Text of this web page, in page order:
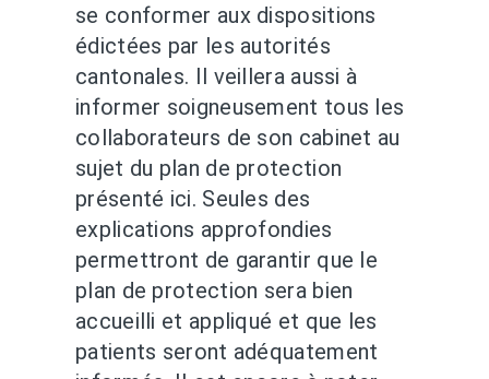
se conformer aux dispositions
édictées par les autorités
cantonales. Il veillera aussi à
informer soigneusement tous les
collaborateurs de son cabinet au
sujet du plan de protection
présenté ici. Seules des
explications approfondies
permettront de garantir que le
plan de protection sera bien
accueilli et appliqué et que les
patients seront adéquatement